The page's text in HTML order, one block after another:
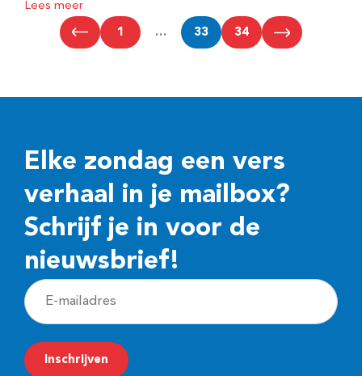
Lees meer
1 … 33 34
Elke zondag een vers
verhaal in je mailbox?
Schrijf je in voor de
nieuwsbrief!
E
-
m
a
Inschrijven